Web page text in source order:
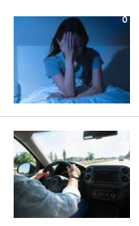
0
0